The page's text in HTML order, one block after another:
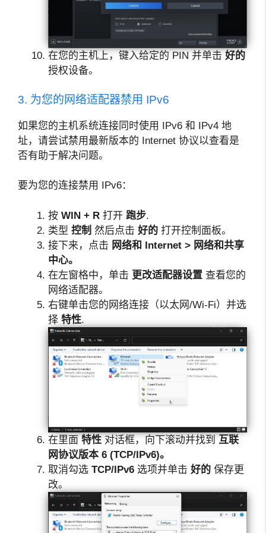
在您的主机上，键入给定的 PIN 并单击 好的
授权设备。
3. 为您的网络适配器禁用 IPv6
如果您的主机系统连接同时使用 IPv6 和 IPv4 地
址，请尝试禁用最新版本的 Internet 协议以查看是
否有助于解决问题。
要为您的连接禁用 IPv6：
按 WIN + R 打开 跑步.
类型 控制 然后点击 好的 打开控制面板。
接下来，点击 网络和 Internet > 网络和共享
中心。
在左窗格中，单击 更改适配器设置 查看您的
网络适配器。
右键单击您的网络连接（以太网/Wi-Fi）并选
择 特性.
在里面 特性 对话框，向下滚动并找到 互联
网协议版本 6 (TCP/IPv6)。
取消勾选 TCP/IPv6 选项并单击 好的 保存更
改。